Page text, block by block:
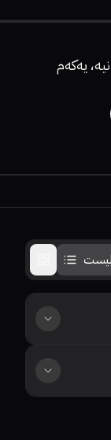
یەکەم
لیست